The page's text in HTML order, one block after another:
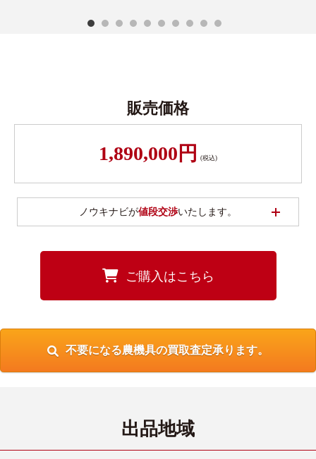
販売価格
1,890,000円 (税込)
ノウキナビが値段交渉いたします。
ご購入はこちら
不要になる農機具の買取査定承ります。
出品地域